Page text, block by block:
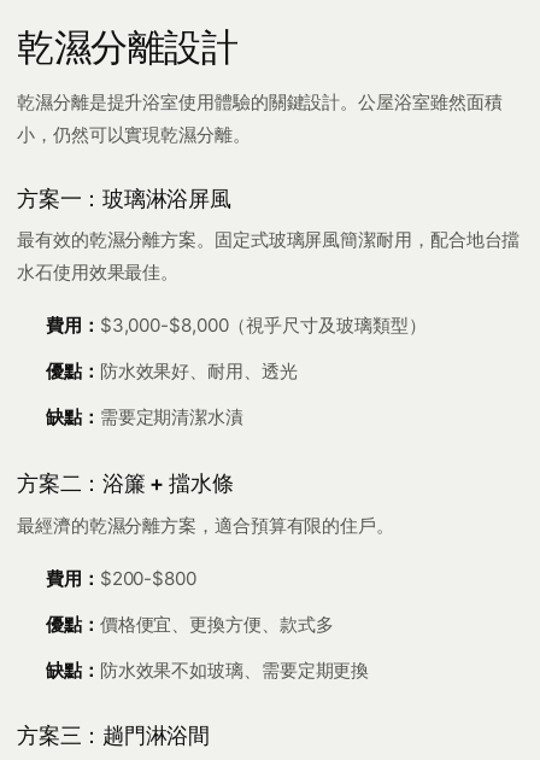
乾濕分離設計
乾濕分離是提升浴室使用體驗的關鍵設計。公屋浴室雖然面積
小，仍然可以實現乾濕分離。
方案一：玻璃淋浴屏風
最有效的乾濕分離方案。固定式玻璃屏風簡潔耐用，配合地台擋
水石使用效果最佳。
費用： $3,000-$8,000（視乎尺寸及玻璃類型）
優點： 防水效果好、耐用、透光
缺點： 需要定期清潔水漬
方案二：浴簾 + 擋水條
最經濟的乾濕分離方案，適合預算有限的住戶。
費用： $200-$800
優點： 價格便宜、更換方便、款式多
缺點： 防水效果不如玻璃、需要定期更換
方案三：趟門淋浴間